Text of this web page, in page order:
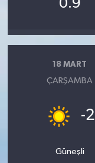
0.9
18 MART
ÇARŞAMBA
-2
Güneşli